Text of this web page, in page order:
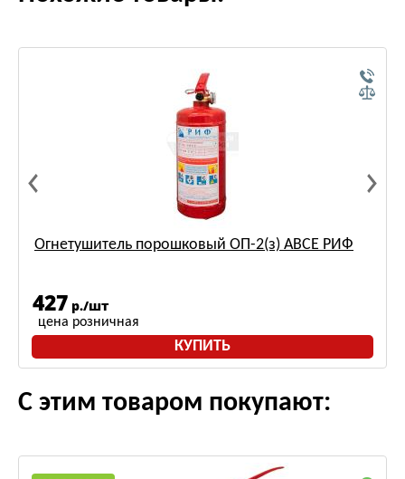
Огнетушитель порошковый ОП-2(з) АВСЕ РИФ
427 р./шт
цена розничная
КУПИТЬ
С этим товаром покупают: